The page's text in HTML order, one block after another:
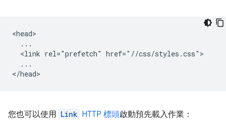
<head>
  ...
  <link rel="prefetch" href="//css/styles.css">
  ...
您也可以使用 Link HTTP 標頭啟動預先載入作業：